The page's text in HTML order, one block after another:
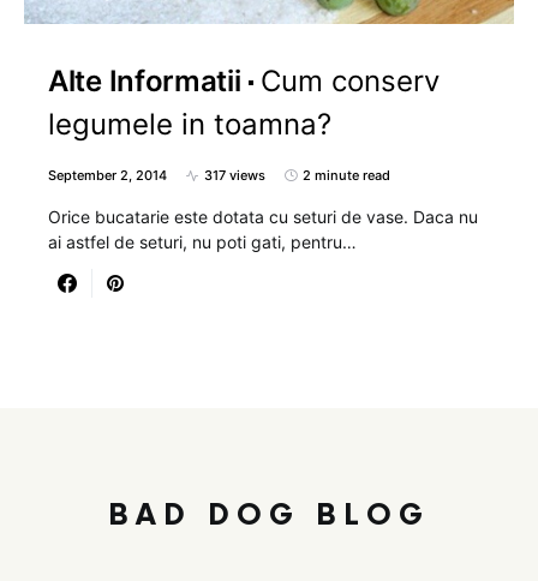
Alte Informatii
Cum conserv
legumele in toamna?
September 2, 2014 317 views 2 minute read
Orice bucatarie este dotata cu seturi de vase. Daca nu
ai astfel de seturi, nu poti gati, pentru…
BAD DOG BLOG